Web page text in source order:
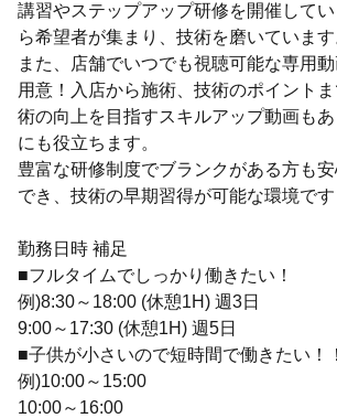
講習やステップアップ研修を開催して
ら希望者が集まり、技術を磨いています
また、店舗でいつでも視聴可能な専用
用意！入店から施術、技術のポイント
術の向上を目指すスキルアップ動画も
にも役立ちます。
豊富な研修制度でブランクがある方も
でき、技術の早期習得が可能な環境です
勤務日時 補足
■フルタイムでしっかり働きたい！
例)8:30～18:00 (休憩1H) 週3日
9:00～17:30 (休憩1H) 週5日
■子供が小さいので短時間で働きたい！！
例)10:00～15:00
10:00～16:00